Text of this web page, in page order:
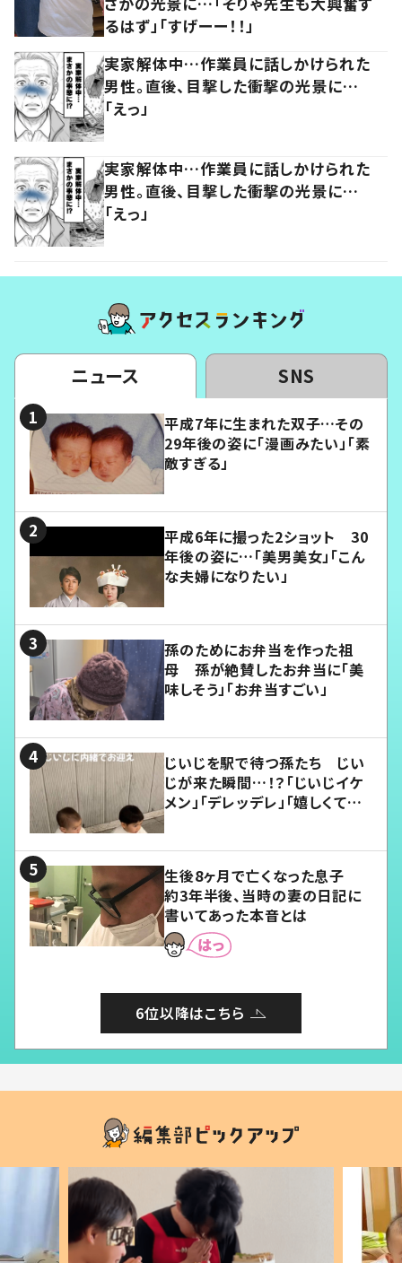
るはず」「すげーー！！」
実家解体中…作業員に話しかけられた
男性。直後、目撃した衝撃の光景に…
「えっ」
実家解体中…作業員に話しかけられた
男性。直後、目撃した衝撃の光景に…
「えっ」
ニュース SNS
平成7年に生まれた双子…その
29年後の姿に「漫画みたい」「素
敵すぎる」
平成6年に撮った2ショット 30
年後の姿に…「美男美女」「こん
な夫婦になりたい」
孫のためにお弁当を作った祖
母 孫が絶賛したお弁当に「美
味しそう」「お弁当すごい」
じいじを駅で待つ孫たち じい
じが来た瞬間…！？「じいじイケ
メン」「デレッデレ」「嬉しくて可
生後8ヶ月で亡くなった息子
約3年半後、当時の妻の日記に
書いてあった本音とは
6位以降はこちら